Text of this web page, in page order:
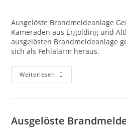
Ausgelöste Brandmeldeanlage
Kameraden aus Ergolding und
ausgelösten Brandmeldeanlage
sich als Fehlalarm heraus.
Weiterlesen
Ausgelöste